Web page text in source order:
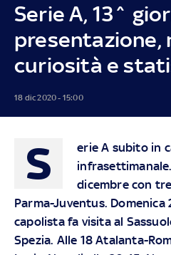
Serie A, 13^
presentazione,
curiosità e
18 dic 2020 - 15:00
S
erie A subito in
dicembre con
Parma-Juventus. Domenica
capolista fa visita al
Spezia. Alle 18 Atalanta-